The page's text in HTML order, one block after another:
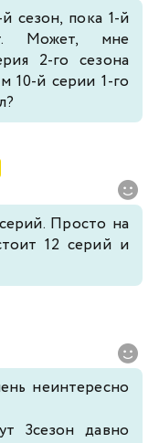
сезон, пока 1-й
Может, мне
2-го сезона
10-й серии 1-го
Просто на
12 серий и
неинтересно
3сезон давно